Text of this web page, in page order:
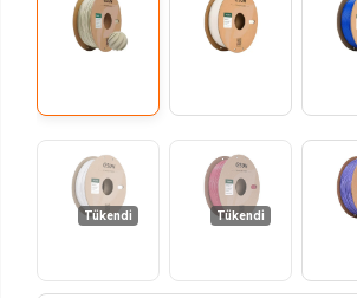
Tükendi Tükendi